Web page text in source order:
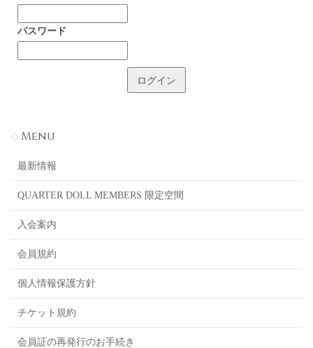
パスワード
Menu
最新情報
QUARTER DOLL MEMBERS 限定空間
入会案内
会員規約
個人情報保護方針
チケット規約
会員証の再発行のお手続き